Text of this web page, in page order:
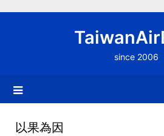
since 2006
以果為因